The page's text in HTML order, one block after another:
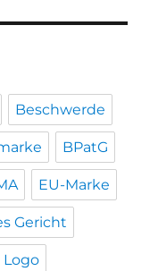
Beschwerde
BPatG
EU-Marke
Gericht
Logo